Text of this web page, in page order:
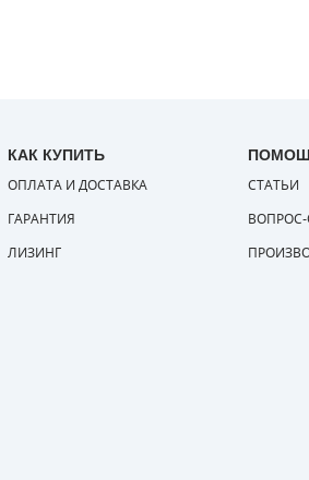
КАК КУПИТЬ
ОПЛАТА И ДОСТАВКА
ГАРАНТИЯ
ЛИЗИНГ
СТАТЬИ